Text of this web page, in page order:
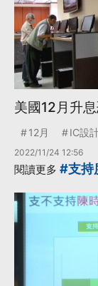
美國12月升
12月 IC設
2022/11/24 12:56
閱讀更多 #支持